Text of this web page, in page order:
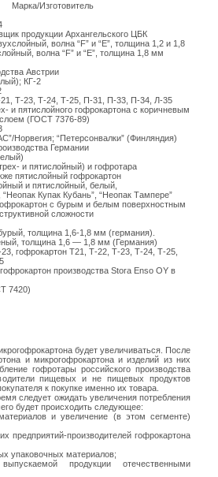
Марка/Изготовитель
продукции Архангельского ЦБК
волна “F” и “E”, толщина 1,2 и 1,8
волна “F” и “E”, толщина 1,8 мм
Австрии
КГ-2
Т-23, Т-24, Т-25, П-31, П-33, П-34, Л-35
и пятислойного гофрокартона с коричневым
(ГОСТ 7376-89)
Норвегия; “Петерсонвалки” (Финляндия)
Германии
и пятислойный) и гофротара
пятислойный гофрокартон
и пятислойный, белый,
Купак Кубань”, “Неопак Тампере”
с бурым и белым поверхностным
сложности
толщина 1,6-1,8 мм (германия).
толщина 1,6 — 1,8 мм (Германия)
гофрокартон Т21, Т-22, Т-23, Т-24, Т-25,
производства Stora Enso OY в
7420)
будет увеличиваться. После
и микрогофрокартона и изделий из них
гофротары российского производства
пищевых и не пищевых продуктов
к покупке именно их товара.
следует ожидать увеличения потребления
будет происходить следующее:
и увеличение (в этом сегменте)
предприятий-производителей гофрокартона
упаковочных материалов;
продукции отечественными